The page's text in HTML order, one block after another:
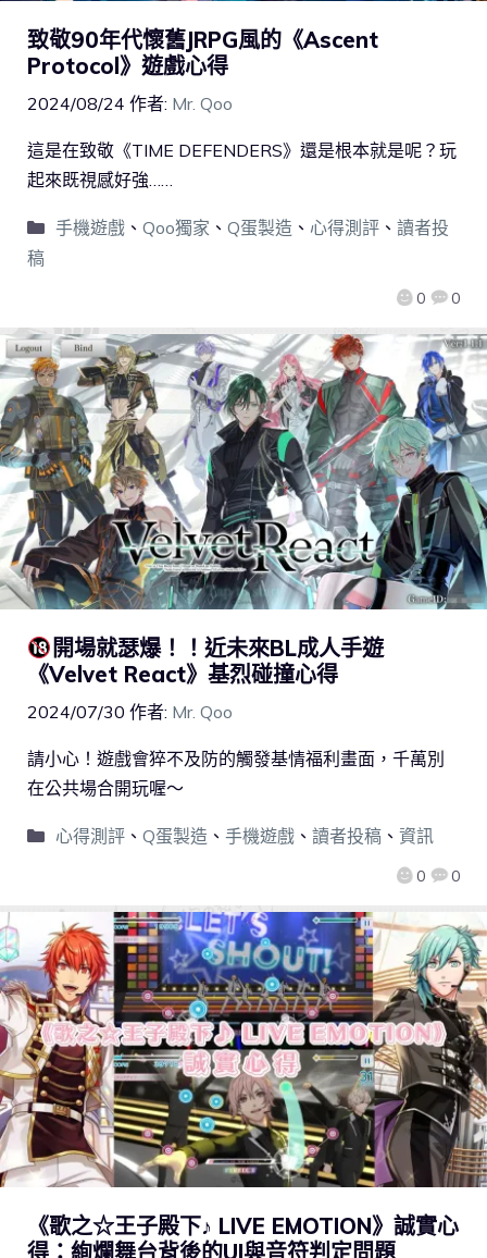
致敬90年代懷舊JRPG風的《Ascent
Protocol》遊戲心得
2024/08/24 作者: Mr. Qoo
0 0
這是在致敬《TIME DEFENDERS》還是根本就是呢？玩
起來既視感好強……
手機遊戲、 Qoo獨家 、 Q蛋製造 、 心得測評、 讀者投
稿
開場就瑟爆！！近未來BL成人手遊
《Velvet React》基烈碰撞心得
2024/07/30 作者: Mr. Qoo
0 0
請小心！遊戲會猝不及防的觸發基情福利畫面，千萬別
在公共場合開玩喔～
心得測評、 Q蛋製造 、 手機遊戲、 讀者投稿、 資訊
《歌之☆王子殿下♪ LIVE EMOTION》誠實心
得：絢爛舞台背後的UI與音符判定問題